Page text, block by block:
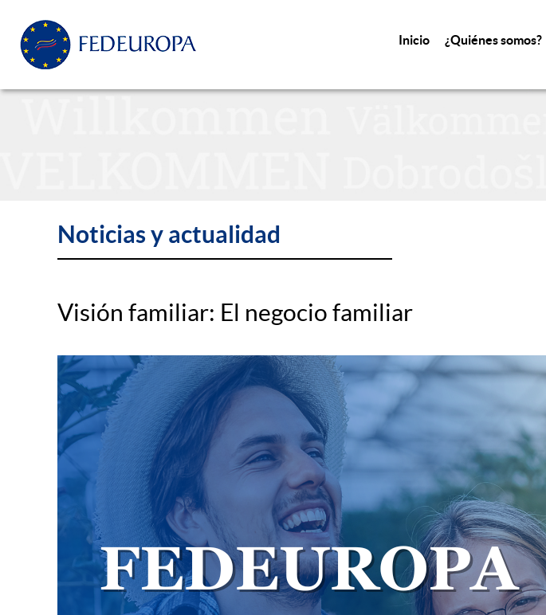
Inicio ¿Quiénes somos?
Noticias y actualidad
Visión familiar: El negocio familiar